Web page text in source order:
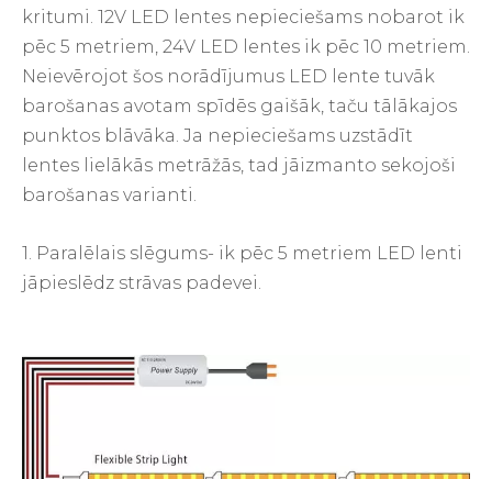
kritumi. 12V LED lentes nepieciešams nobarot ik
pēc 5 metriem, 24V LED lentes ik pēc 10 metriem.
Neievērojot šos norādījumus LED lente tuvāk
barošanas avotam spīdēs gaišāk, taču tālākajos
punktos blāvāka. Ja nepieciešams uzstādīt
lentes lielākās metrāžās, tad jāizmanto sekojoši
barošanas varianti.
1. Paralēlais slēgums- ik pēc 5 metriem LED lenti
jāpieslēdz strāvas padevei.